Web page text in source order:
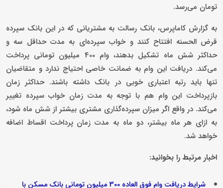
تومان می‌رسد.
به گزارش کاماپرس، بانک رسالت به مشتریانی که در این بانک سپرده
قرض الحسنه افتتاح کنند و خواب سپرده‌ای به مدت حداقل سه و
حداکثر شش ماه تشکیل بدهند، وام 400 میلیون تومانی پرداخت
می‌کند. دریافت این وام به ضمانت خاصی احتیاج ندارد و متقاضیان
تنها باید رتبه اعتباری خوبی در بانک داشته باشند. حداکثر زمان
بازپرداخت این وام هم با توجه به مدت زمان خواب سپرده تغییر
می‌کند. در واقع اگر میزان سپرده‌گذاری مشتری بیشتر از شش ماه شود،
به ازای هر ماه بیشتر، دو ماه به مدت زمان پرداخت اقساط اضافه
خواهد شد.
اخبار مرتبط را بخوانید:
شرایط دریافت وام فوق العاده 300 میلیون تومانی بانک مسکن با